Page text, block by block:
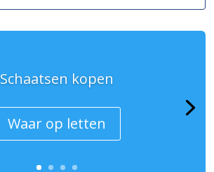
Schaatsen kopen
Waar op letten